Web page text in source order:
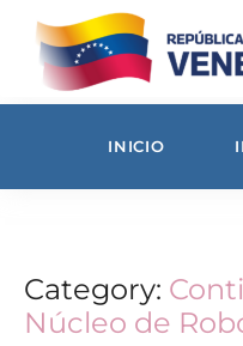
INICIO
Category:
Núcleo de